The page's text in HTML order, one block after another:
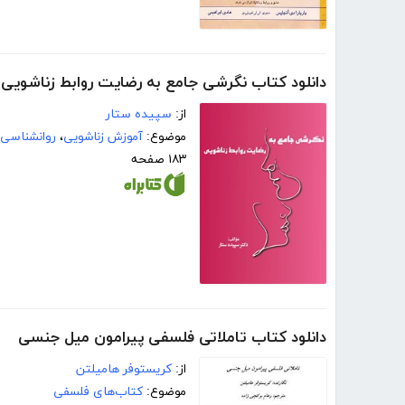
دانلود کتاب نگرشی جامع به رضایت روابط زناشویی
از: سپیده ستار
موضوع: آموزش زناشویی،
۱۸۳ صفحه
دانلود کتاب تاملاتی فلسفی پیرامون میل جنسی
از: کریستوفر هامیلتن
موضوع: کتاب‌های فلسفی